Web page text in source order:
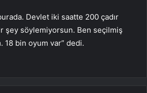
Devlet iki saatte 200 çadır
şey söylemiyorsun. Ben seçilmiş
18 bin oyum var” dedi.